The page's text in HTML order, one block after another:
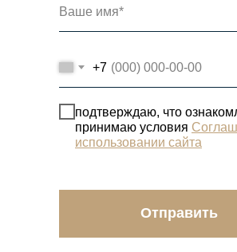
+7
подтверждаю, что
принимаю условия
использовании сайта
Отправить